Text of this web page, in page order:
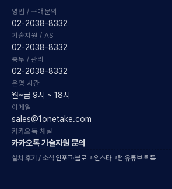
영업 / 구매문의
02-2038-8332
기술지원 / AS
02-2038-8332
총무 / 관리
02-2038-8332
운영 시간
월~금 9시 ~ 18시
이메일
sales@1onetake.com
카카오톡 채널
카카오톡 기술지원 문의
설치 후기 / 소식 인포크·블로그·인스타그램·유튜브·틱톡